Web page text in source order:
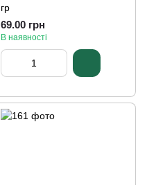
гр
69.00 грн
В наявності